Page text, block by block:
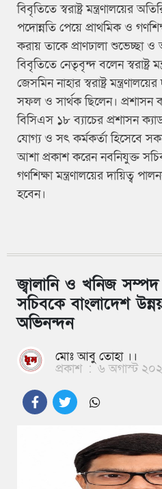
বিবৃতিতে স্বরাষ্ট্র মন্ত্রণালয়ের
পদোন্নতি পেয়ে প্রাথমিক ও
করায় তাকে প্রাণঢালা শুভেচ্ছা ও
বিবৃতিতে নেতৃবৃন্দ বলেন স্বরাষ্ট্র
জেসমিন নাহার স্বরাষ্ট্র
সফল ও সার্থক ছিলেন। প্রশাসন
বিসিএস ১৮ ব্যাচের প্রশাসন
যোগ্য ও সৎ কর্মকর্তা হিসেবে
আশা প্রকাশ করেন নবনিযুক্ত
গণশিক্ষা মন্ত্রণালয়ের দায়িত্ব
হবেন।
জ্বালানি ও খনিজ
সচিবকে বাংলাদেশ
অভিনন্দন
মোঃ আবু তোহা ।।
প্রকাশ : ৬ অগাস্ট